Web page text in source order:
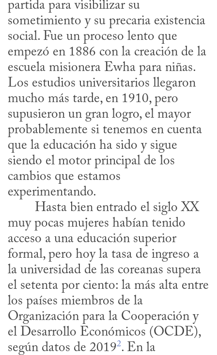
partida para visibilizar su
sometimiento y su precaria existencia
social. Fue un proceso lento que
empezó en 1886 con la creación de la
escuela misionera Ewha para niñas.
Los estudios universitarios llegaron
mucho más tarde, en 1910, pero
supusieron un gran logro, el mayor
probablemente si tenemos en cuenta
que la educación ha sido y sigue
siendo el motor principal de los
cambios que estamos
experimentando.
muy pocas mujeres habían tenido
acceso a una educación superior
formal, pero hoy la tasa de ingreso a
la universidad de las coreanas supera
el setenta por ciento: la más alta entre
los países miembros de la
Organización para la Cooperación y
el Desarrollo Económicos (OCDE),
según datos de 20192. En la